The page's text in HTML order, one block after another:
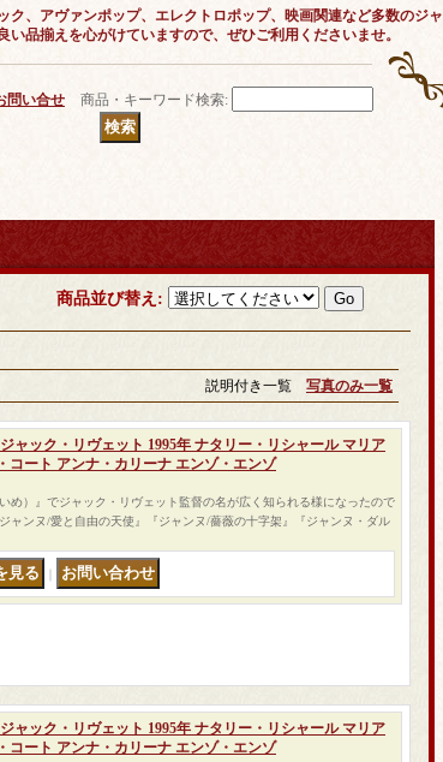
、アヴァンポップ、エレクトロポップ、映画関連など多数のジャ
品揃えを心がけていますので、ぜひご利用くださいませ。
問い合せ 商品・キーワード検索:
商品並び替え :
説明付き一覧 写真のみ一覧
ャック・リヴェット 1995年 ナタリー・リシャール マリア
コート アンナ・カリーナ エンゾ・エンゾ
め）』でジャック・リヴェット監督の名が広く知られる様になったので
ャンヌ/愛と自由の天使』『ジャンヌ/薔薇の十字架』『ジャンヌ・ダル
ャック・リヴェット 1995年 ナタリー・リシャール マリア
コート アンナ・カリーナ エンゾ・エンゾ